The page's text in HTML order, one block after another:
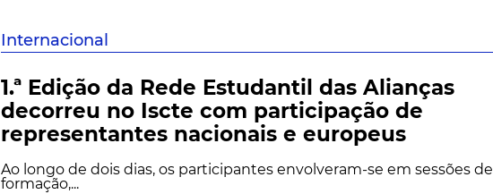
Internacional
1.ª Edição da Rede Estudantil das Alianças
decorreu no Iscte com participação de
representantes nacionais e europeus
Ao longo de dois dias, os participantes envolveram-se em sessões de
formação,...